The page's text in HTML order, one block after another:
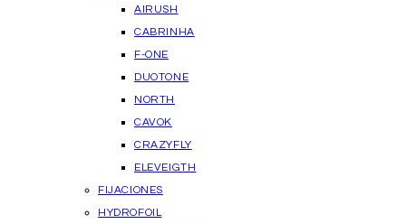
AIRUSH
CABRINHA
F-ONE
DUOTONE
NORTH
CAVOK
CRAZYFLY
ELEVEIGTH
FIJACIONES
HYDROFOIL